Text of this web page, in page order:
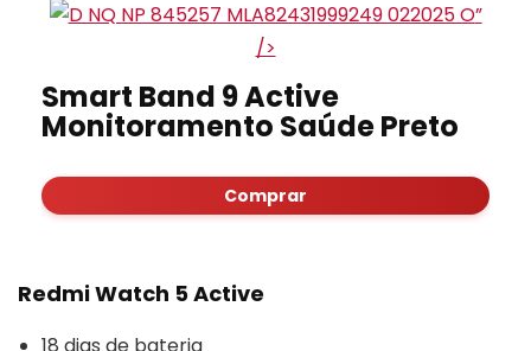
”
/>
Smart Band 9 Active
Monitoramento Saúde Preto
Comprar
Redmi Watch 5 Active